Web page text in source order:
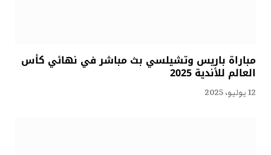
مباراة باريس وتشيلسي بث مباشر في نهائي كأس
العالم للأندية 2025
12 يوليو، 2025